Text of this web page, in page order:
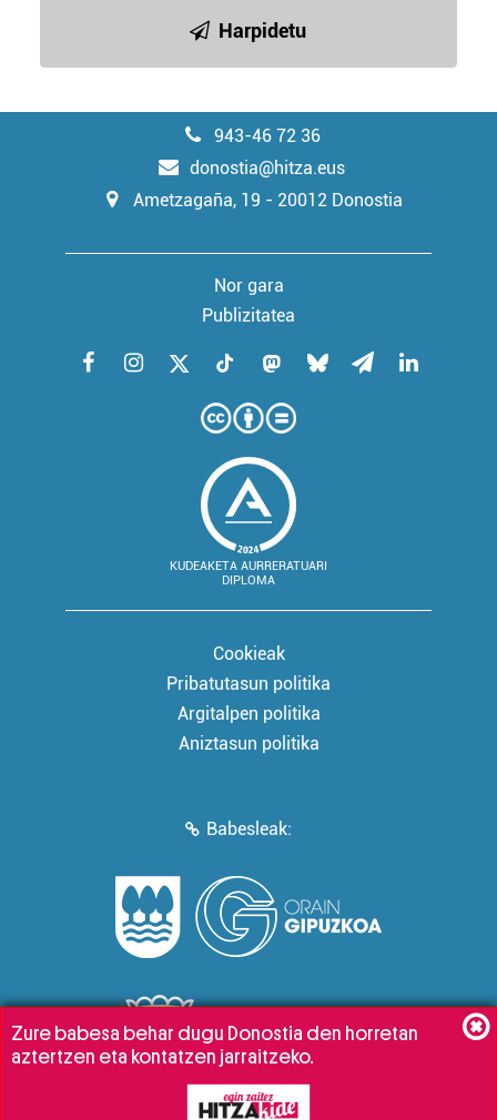
Harpidetu
943-46 72 36
donostia@hitza.eus
Ametzagaña, 19 - 20012 Donostia
Nor gara
Publizitatea
KUDEAKETA AURRERATUARI
DIPLOMA
Cookieak
Pribatutasun politika
Argitalpen politika
Aniztasun politika
Babesleak:
Zure babesa behar dugu Donostia den horretan
aztertzen eta kontatzen jarraitzeko.